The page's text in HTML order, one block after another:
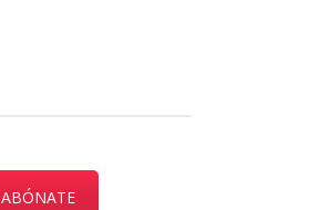
ABÓNATE